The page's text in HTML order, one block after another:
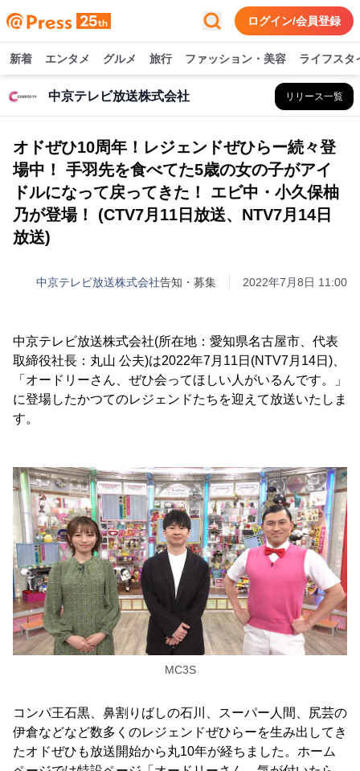
ログイン/会員登録
新着 エンタメ グルメ 旅行 ファッション・美容 ライフスタ
中京テレビ放送株式会社 リリース一覧
オドぜひ10周年！レジェンドぜひらー続々登
場中！ 手羽先を食べてた5歳の女の子がアイ
ドルになって戻ってきた！ エビ中・小久保柚
乃が登場！ (CTV7月11日放送、NTV7月14日
放送)
中京テレビ放送株式会社告知・募集 2022年7月8日 11:00
中京テレビ放送株式会社(所在地：愛知県名古屋市、代表
取締役社長：丸山 公夫)は2022年7月11日(NTV7月14日)、
「オードリーさん、ぜひ会ってほしい人がいるんです。」
に登場したかつてのレジェンドたちを迎えて放送いたしま
す。
MC3S
コンパ王石黒、鼻割りばしの石川、スーパー人間、尻芸の
伊倉などなど数多くのレジェンドぜひらーを生み出してき
たオドぜひも放送開始から丸10年が経ちました。ホーム